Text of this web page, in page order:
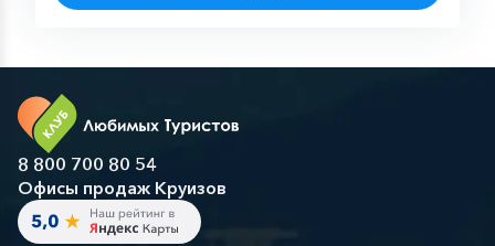
8 800 700 80 54
Офисы продаж Круизов